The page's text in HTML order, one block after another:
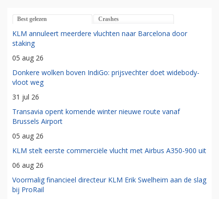
Best gelezen Crashes
KLM annuleert meerdere vluchten naar Barcelona door
staking
05 aug 26
Donkere wolken boven IndiGo: prijsvechter doet widebody-
vloot weg
31 jul 26
Transavia opent komende winter nieuwe route vanaf
Brussels Airport
05 aug 26
KLM stelt eerste commerciële vlucht met Airbus A350-900 uit
06 aug 26
Voormalig financieel directeur KLM Erik Swelheim aan de slag
bij ProRail